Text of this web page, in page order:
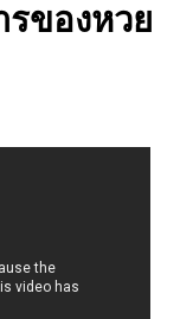
ของหวย